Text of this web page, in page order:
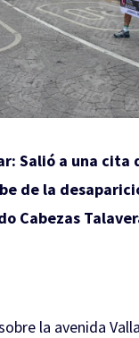
Salió a una cita
de la
Cabezas
la avenida